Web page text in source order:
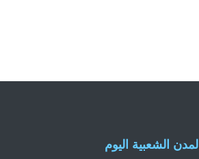
المدن الشعبية اليوم